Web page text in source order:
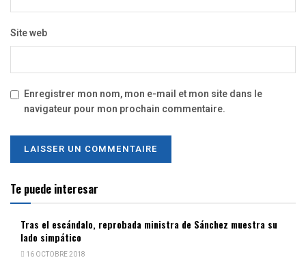
Site web
Enregistrer mon nom, mon e-mail et mon site dans le
navigateur pour mon prochain commentaire.
Te puede interesar
Tras el escándalo, reprobada ministra de Sánchez muestra su
lado simpático
16 OCTOBRE 2018